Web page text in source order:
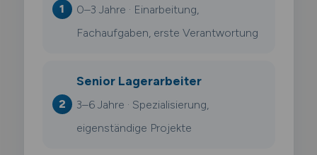
0–3 Jahre · Einarbeitung,
Fachaufgaben, erste Verantwortung
Senior Lagerarbeiter
3–6 Jahre · Spezialisierung,
eigenständige Projekte